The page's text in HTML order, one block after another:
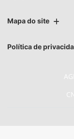
Mapa do site
Política de